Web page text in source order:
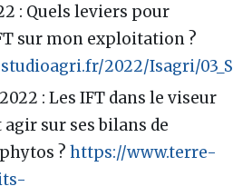
: Quels leviers pour
sur mon exploitation ?
2022/Isagri/
: Les IFT dans le viseur
sur ses bilans de
?https://www.terre-